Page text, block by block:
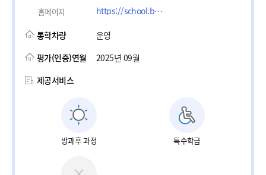
홈페이지 https://school.busanedu.net/myeongjigaon-k/main.do
통학차량
운영
평가(인증)연월
2025년 09월
제공서비스
방과후 과정 특수학급